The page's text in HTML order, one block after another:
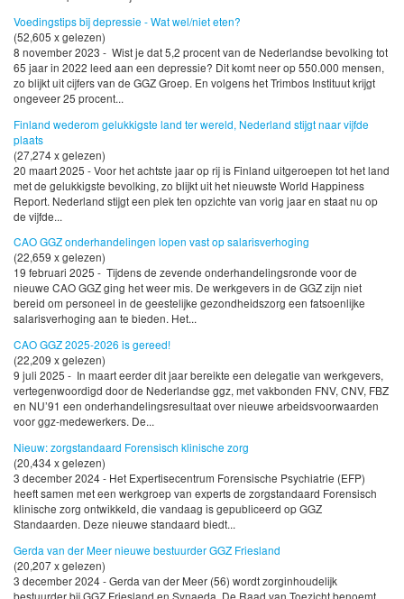
Voedingstips bij depressie - Wat wel/niet eten?
(52,605 x gelezen)
8 november 2023 - Wist je dat 5,2 procent van de Nederlandse bevolking tot
65 jaar in 2022 leed aan een depressie? Dit komt neer op 550.000 mensen,
zo blijkt uit cijfers van de GGZ Groep. En volgens het Trimbos Instituut krijgt
ongeveer 25 procent...
Finland wederom gelukkigste land ter wereld, Nederland stijgt naar vijfde
plaats
(27,274 x gelezen)
20 maart 2025 - Voor het achtste jaar op rij is Finland uitgeroepen tot het land
met de gelukkigste bevolking, zo blijkt uit het nieuwste World Happiness
Report. Nederland stijgt een plek ten opzichte van vorig jaar en staat nu op
de vijfde...
CAO GGZ onderhandelingen lopen vast op salarisverhoging
(22,659 x gelezen)
19 februari 2025 - Tijdens de zevende onderhandelingsronde voor de
nieuwe CAO GGZ ging het weer mis. De werkgevers in de GGZ zijn niet
bereid om personeel in de geestelijke gezondheidszorg een fatsoenlijke
salarisverhoging aan te bieden. Het...
CAO GGZ 2025-2026 is gereed!
(22,209 x gelezen)
9 juli 2025 - In maart eerder dit jaar bereikte een delegatie van werkgevers,
vertegenwoordigd door de Nederlandse ggz, met vakbonden FNV, CNV, FBZ
en NU’91 een onderhandelingsresultaat over nieuwe arbeidsvoorwaarden
voor ggz-medewerkers. De...
Nieuw: zorgstandaard Forensisch klinische zorg
(20,434 x gelezen)
3 december 2024 - Het Expertisecentrum Forensische Psychiatrie (EFP)
heeft samen met een werkgroep van experts de zorgstandaard Forensisch
klinische zorg ontwikkeld, die vandaag is gepubliceerd op GGZ
Standaarden. Deze nieuwe standaard biedt...
Gerda van der Meer nieuwe bestuurder GGZ Friesland
(20,207 x gelezen)
3 december 2024 - Gerda van der Meer (56) wordt zorginhoudelijk